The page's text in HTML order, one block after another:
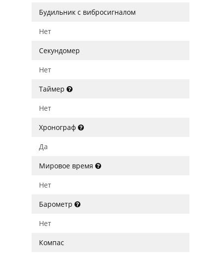
Будильник с вибросигналом
Нет
Секундомер
Нет
Таймер
Нет
Хронограф
Да
Мировое время
Нет
Барометр
Нет
Компас